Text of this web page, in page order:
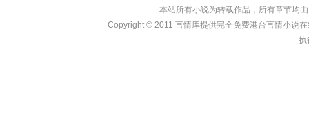
本站所有小说为转载作品，所有章节均
Copyright © 2011 言情库提供完全免费港台言情小说
执